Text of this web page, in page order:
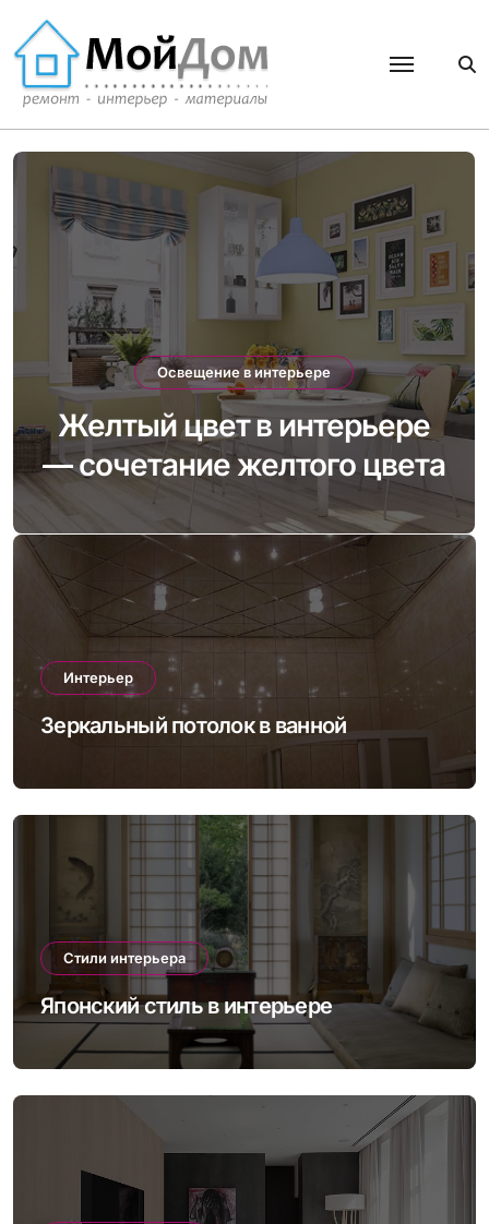
содержанию
Освещение в интерьере
Желтый цвет в интерьере
— сочетание желтого цвета
Интерьер
Зеркальный потолок в ванной
Стили интерьера
Японский стиль в интерьере